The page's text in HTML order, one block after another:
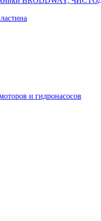
и гидронасосов